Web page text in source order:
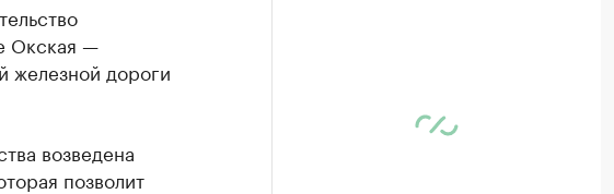
Окская —
железной дороги
возведена
позволит